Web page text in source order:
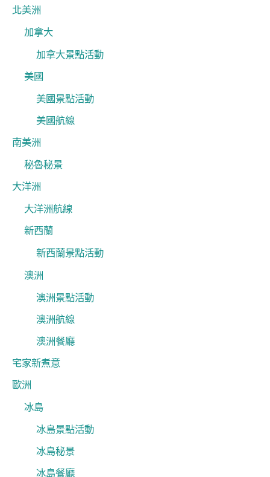
北美洲
加拿大
加拿大景點活動
美國
美國景點活動
美國航線
南美洲
秘魯秘景
大洋洲
大洋洲航線
新西蘭
新西蘭景點活動
澳洲
澳洲景點活動
澳洲航線
澳洲餐廳
宅家新煮意
歐洲
冰島
冰島景點活動
冰島秘景
冰島餐廳